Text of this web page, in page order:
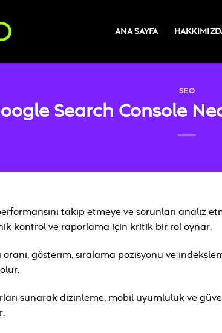
ANA SAYFA
SEO
Search Console
takip etmeye ve sorunları analiz
kontrol ve raporlama için kritik bir rol oynar.
gösterim, sıralama pozisyonu ve
sunarak dizinleme, mobil uyumluluk ve